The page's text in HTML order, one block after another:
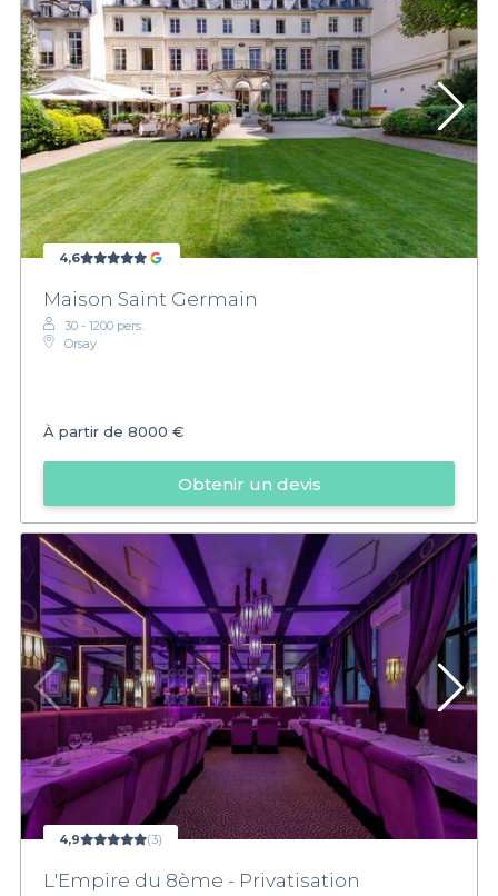
4,6
Maison Saint Germain
30 - 1200 pers.
Orsay
À partir de 8000 €
Obtenir un devis
4,9 (3)
L'Empire du 8ème - Privatisation